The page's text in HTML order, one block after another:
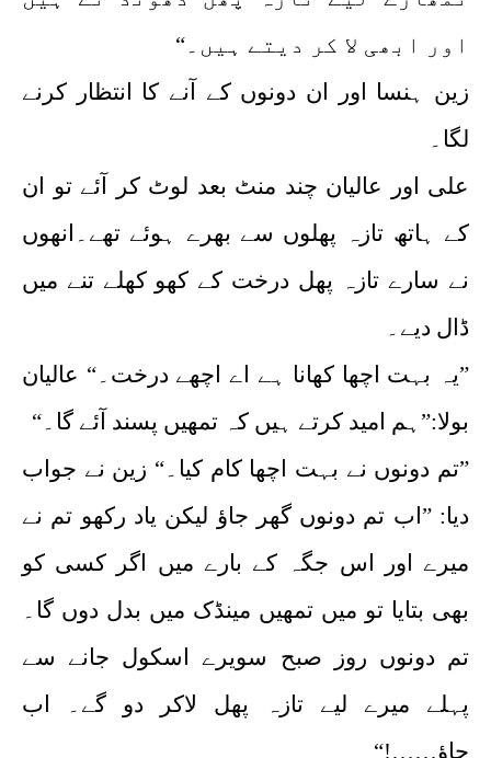
اور ابھی لا کر دیتے ہیں۔“
زین ہنسا اور ان دونوں کے آنے کا انتظار کرنے
لگا۔
علی اور عالیان چند منٹ بعد لوٹ کر آئے تو ان
کے ہاتھ تازہ پھلوں سے بھرے ہوئے تھے۔انھوں
نے سارے تازہ پھل درخت کے کھو کھلے تنے میں
ڈال دیے۔
”یہ بہت اچھا کھانا ہے اے اچھے درخت۔“ عالیان
بولا:”ہم امید کرتے ہیں کہ تمھیں پسند آئے گا۔“
”تم دونوں نے بہت اچھا کام کیا۔“ زین نے جواب
دیا: ”اب تم دونوں گھر جاؤ لیکن یاد رکھو تم نے
میرے اور اس جگہ کے بارے میں اگر کسی کو
بھی بتایا تو میں تمھیں مینڈک میں بدل دوں گا۔
تم دونوں روز صبح سویرے اسکول جانے سے
پہلے میرے لیے تازہ پھل لاکر دو گے۔ اب
جاؤ……!“